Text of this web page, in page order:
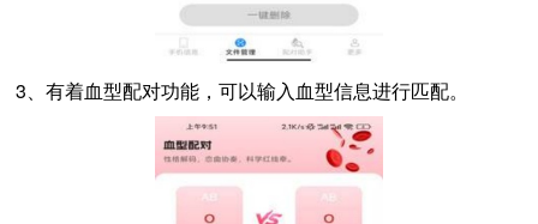
3、有着血型配对功能，可以输入血型信息进行匹配。